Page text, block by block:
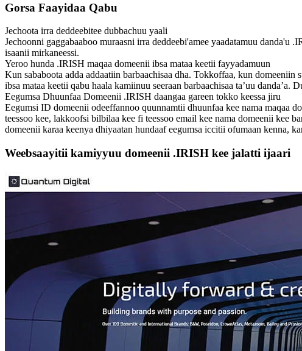
Gorsa Faayidaa Qabu
Jechoota irra deddeebitee dubbachuu yaali
Jechoonni gaggabaaboo muraasni irra deddeebi'amee yaadatamuu danda'u
isaanii mirkaneessi.
Yeroo hunda .IRISH maqaa domeenii ibsa mataa keetii fayyadamuun
Kun sababoota adda addaatiin barbaachisaa dha. Tokkoffaa, kun
ibsa mataa keetii qabu haala kamiinuu seeraan barbaachisaa ta’uu
Eegumsa Dhuunfaa Domeenii .IRISH daangaa gareen tokko keessa jiru
Eegumsi ID domeenii odeeffannoo quunnamtii dhuunfaa kee nama maqaa
teessoo kee, lakkoofsi bilbilaa kee fi teessoo email kee nama domeenii kee
domeenii karaa keenya dhiyaatan hundaaf eegumsa iccitii ofumaan kenna,
Weebsaayitii kamiyyuu domeenii .IRISH kee jalatti ijaari